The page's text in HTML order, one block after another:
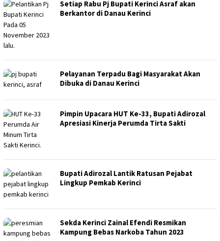
Setiap Rabu Pj Bupati Kerinci Asraf akan
Berkantor di Danau Kerinci
Pelayanan Terpadu Bagi Masyarakat Akan
Dibuka di Danau Kerinci
Pimpin Upacara HUT Ke-33, Bupati Adirozal
Apresiasi Kinerja Perumda Tirta Sakti
Bupati Adirozal Lantik Ratusan Pejabat
Lingkup Pemkab Kerinci
Sekda Kerinci Zainal Efendi Resmikan
Kampung Bebas Narkoba Tahun 2023